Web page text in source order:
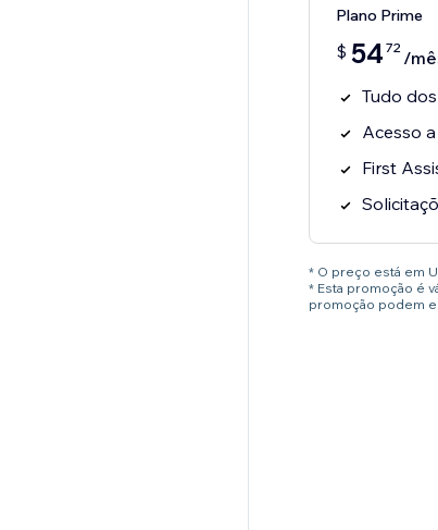
Plano Prime
$ 54 72 /
Tudo
Acesso
First
* O preço está em
* Esta promoção é
promoção podem